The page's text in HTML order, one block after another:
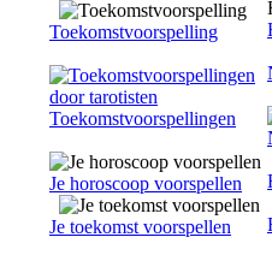
Toekomstvoorspelling
Toekomstvoorspellingen
Je horoscoop voorspellen
Je toekomst voorspellen